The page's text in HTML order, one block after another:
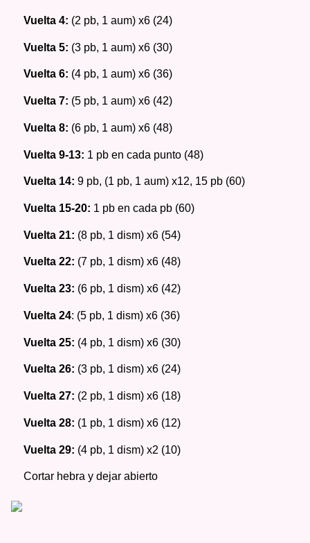
Vuelta 4: (2 pb, 1 aum) x6 (24)
Vuelta 5: (3 pb, 1 aum) x6 (30)
Vuelta 6: (4 pb, 1 aum) x6 (36)
Vuelta 7: (5 pb, 1 aum) x6 (42)
Vuelta 8: (6 pb, 1 aum) x6 (48)
Vuelta 9-13: 1 pb en cada punto (48)
Vuelta 14: 9 pb, (1 pb, 1 aum) x12, 15 pb (60)
Vuelta 15-20: 1 pb en cada pb (60)
Vuelta 21: (8 pb, 1 dism) x6 (54)
Vuelta 22: (7 pb, 1 dism) x6 (48)
Vuelta 23: (6 pb, 1 dism) x6 (42)
Vuelta 24: (5 pb, 1 dism) x6 (36)
Vuelta 25: (4 pb, 1 dism) x6 (30)
Vuelta 26: (3 pb, 1 dism) x6 (24)
Vuelta 27: (2 pb, 1 dism) x6 (18)
Vuelta 28: (1 pb, 1 dism) x6 (12)
Vuelta 29: (4 pb, 1 dism) x2 (10)
Cortar hebra y dejar abierto